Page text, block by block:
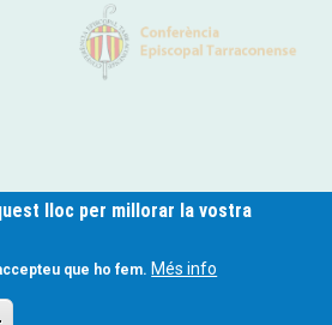
de Cookies
lloc per millorar la vostra
que ho fem. Més info